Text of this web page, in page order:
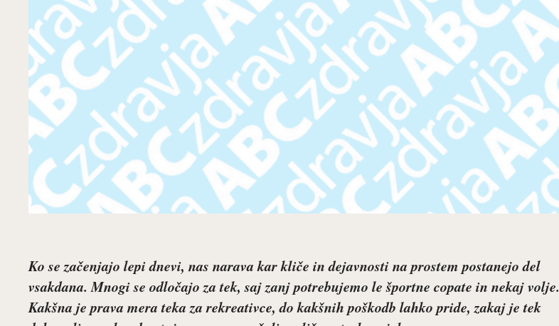
Ko se začenjajo lepi dnevi, nas narava kar kliče in dejavnosti na prostem postanejo del
vsakdana. Mnogi se odločajo za tek, saj zanj potrebujemo le športne copate in nekaj volje.
Kakšna je prava mera teka za rekreativce, do kakšnih poškodb lahko pride, zakaj je tek